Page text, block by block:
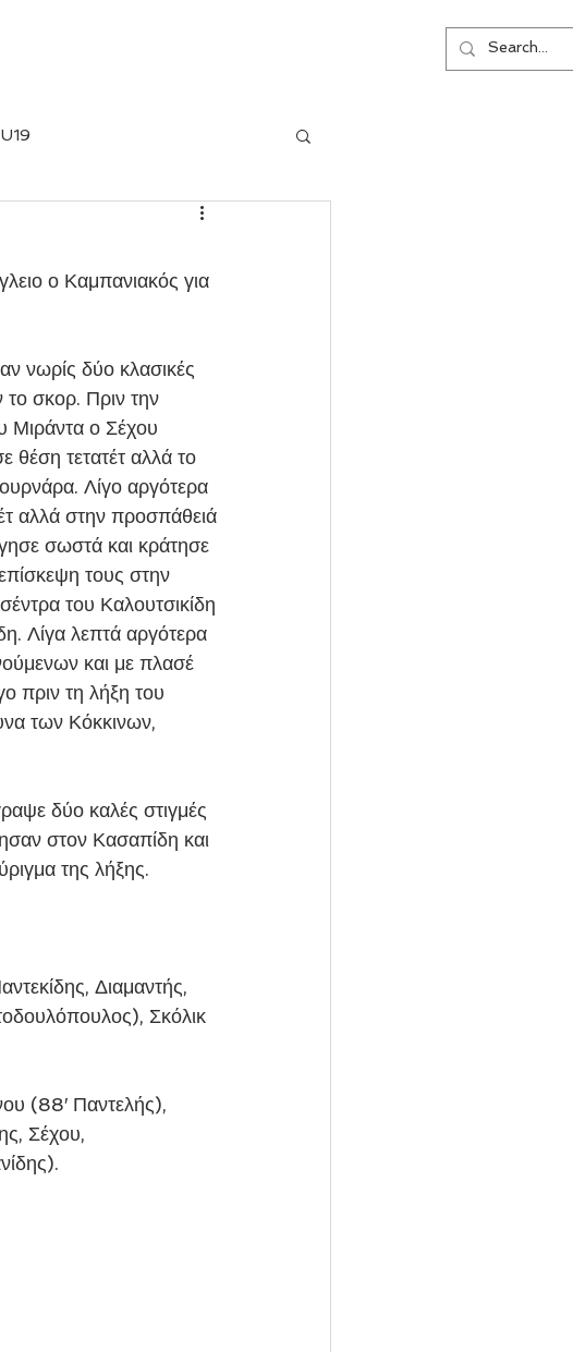
U19
ο Καμπανιακός για
νωρίς δύο κλασικές
το σκορ. Πριν την
Μιράντα ο Σέχου
τετατέτ αλλά το
Λίγο αργότερα
αλλά στην προσπάθειά
σωστά και κράτησε
τους στην
του Καλουτσικίδη
Λίγα λεπτά αργότερα
και με πλασέ
πριν τη λήξη του
των Κόκκινων,
δύο καλές στιγμές
στον Κασαπίδη και
της λήξης.
Διαμαντής,
Σκόλικ
(88′ Παντελής),
Σέχου,